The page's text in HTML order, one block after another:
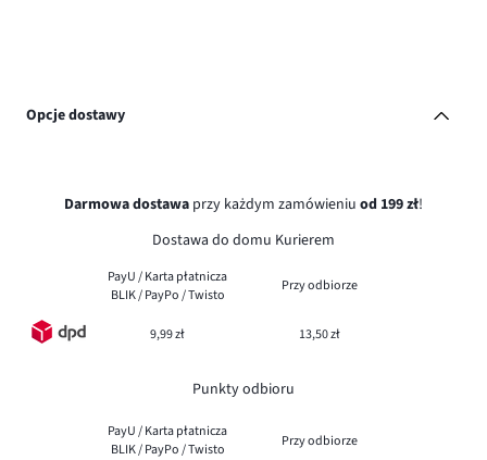
Opcje dostawy
Darmowa dostawa przy każdym zamówieniu od 199 zł!
Dostawa do domu Kurierem
PayU / Karta płatnicza
BLIK / PayPo / Twisto
Przy odbiorze
9,99 zł 13,50 zł
Punkty odbioru
PayU / Karta płatnicza
BLIK / PayPo / Twisto
Przy odbiorze